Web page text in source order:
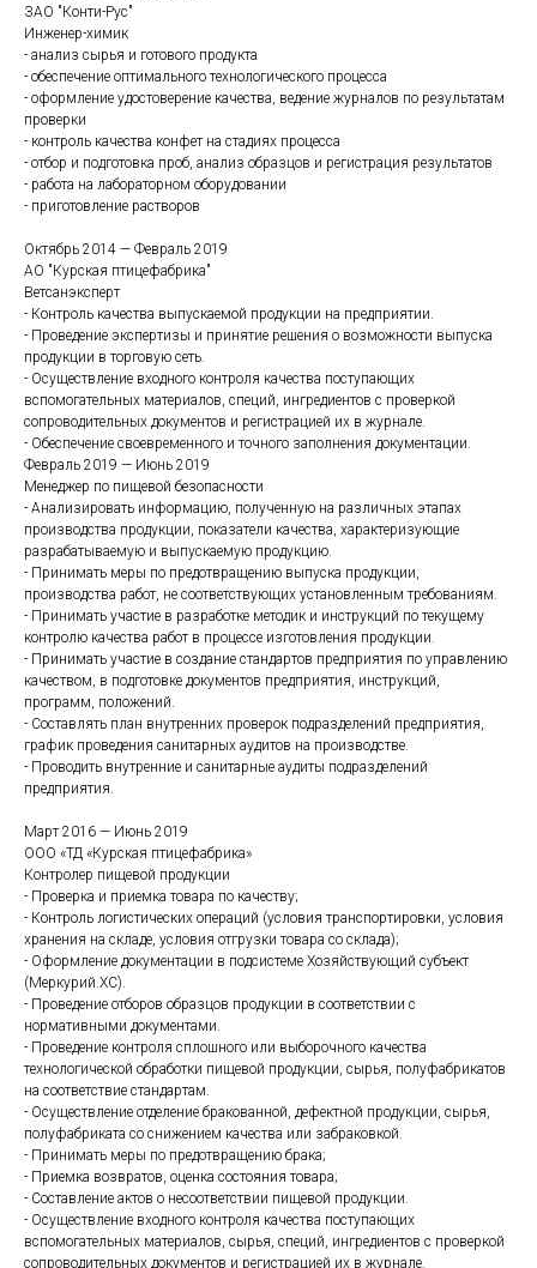
ЗАО "Конти-Рус"
Инженер-химик
- анализ сырья и готового продукта
- обеспечение оптимального технологического процесса
- оформление удостоверение качества, ведение журналов по результатам
проверки
- контроль качества конфет на стадиях процесса
- отбор и подготовка проб, анализ образцов и регистрация результатов
- работа на лабораторном оборудовании
- приготовление растворов
Октябрь 2014 — Февраль 2019
АО "Курская птицефабрика"
Ветсанэксперт
- Контроль качества выпускаемой продукции на предприятии.
- Проведение экспертизы и принятие решения о возможности выпуска
продукции в торговую сеть.
- Осуществление входного контроля качества поступающих
вспомогательных материалов, специй, ингредиентов с проверкой
сопроводительных документов и регистрацией их в журнале.
- Обеспечение своевременного и точного заполнения документации.
Февраль 2019 — Июнь 2019
Менеджер по пищевой безопасности
- Анализировать информацию, полученную на различных этапах
производства продукции, показатели качества, характеризующие
разрабатываемую и выпускаемую продукцию.
- Принимать меры по предотвращению выпуска продукции,
производства работ, не соответствующих установленным требованиям.
- Принимать участие в разработке методик и инструкций по текущему
контролю качества работ в процессе изготовления продукции.
- Принимать участие в создание стандартов предприятия по управлению
качеством, в подготовке документов предприятия, инструкций,
программ, положений.
- Составлять план внутренних проверок подразделений предприятия,
график проведения санитарных аудитов на производстве.
- Проводить внутренние и санитарные аудиты подразделений
предприятия.
Март 2016 — Июнь 2019
ООО «ТД «Курская птицефабрика»
Контролер пищевой продукции
- Проверка и приемка товара по качеству;
- Контроль логистических операций (условия транспортировки, условия
хранения на складе, условия отгрузки товара со склада);
- Оформление документации в подсистеме Хозяйствующий субъект
(Меркурий.ХС).
- Проведение отборов образцов продукции в соответствии с
нормативными документами.
- Проведение контроля сплошного или выборочного качества
технологической обработки пищевой продукции, сырья, полуфабрикатов
на соответствие стандартам.
- Осуществление отделение бракованной, дефектной продукции, сырья,
полуфабриката со снижением качества или забраковкой.
- Принимать меры по предотвращению брака;
- Приемка возвратов, оценка состояния товара;
- Составление актов о несоответствии пищевой продукции.
- Осуществление входного контроля качества поступающих
вспомогательных материалов, сырья, специй, ингредиентов с проверкой
сопроводительных документов и регистрацией их в журнале.